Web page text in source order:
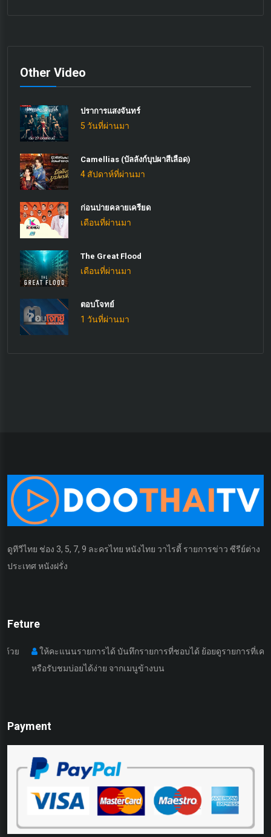
Other Video
ปราการแสงจันทร์
5 วันที่ผ่านมา
Camellias (บัลลังก์บุปผาสีเลือด)
4 สัปดาห์ที่ผ่านมา
ก่อนบ่ายคลายเครียด
เดือนที่ผ่านมา
The Great Flood
เดือนที่ผ่านมา
ตอบโจทย์
1 วันที่ผ่านมา
ดูทีวีไทย ช่อง 3, 5, 7, 9 ละครไทย หนังไทย วาไรตี้ รายการข่าว ซีรีย์ต่าง
ประเทศ หนังฝรั่ง
Feture
ให้คะแนนรายการได้ บันทึกรายการที่ชอบได้ ย้อยดูรายการที่เคยดูมา
หรือรับชมบ่อยได้ง่าย จากเมนูข้างบน
Payment